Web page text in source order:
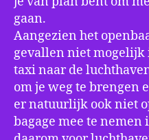
gaan.
Aangezien het
gevallen niet mogelijk
taxi naar de
om je weg te brengen
er natuurlijk ook niet
bagage mee te nemen